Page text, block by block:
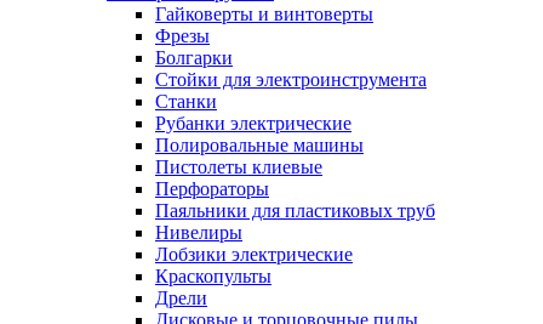
Гайковерты и винтоверты
Фрезы
Болгарки
Стойки для электроинструмента
Станки
Рубанки электрические
Полировальные машины
Пистолеты клиевые
Перфораторы
Паяльники для пластиковых труб
Нивелиры
Лобзики электрические
Краскопульты
Дрели
Дисковые и торцовочные пилы